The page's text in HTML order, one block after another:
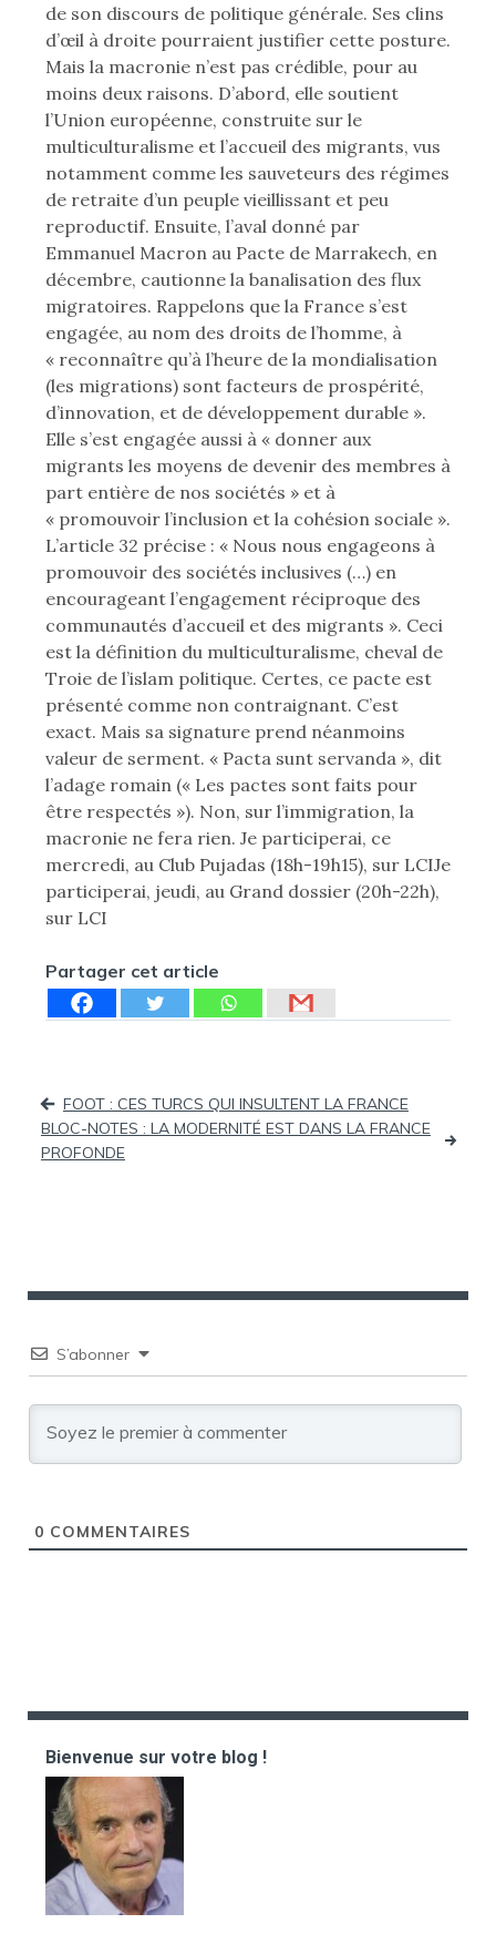
de son discours de politique générale. Ses clins
d’œil à droite pourraient justifier cette posture.
Mais la macronie n’est pas crédible, pour au
moins deux raisons. D’abord, elle soutient
l’Union européenne, construite sur le
multiculturalisme et l’accueil des migrants, vus
notamment comme les sauveteurs des régimes
de retraite d’un peuple vieillissant et peu
reproductif. Ensuite, l’aval donné par
Emmanuel Macron au Pacte de Marrakech, en
décembre, cautionne la banalisation des flux
migratoires. Rappelons que la France s’est
engagée, au nom des droits de l’homme, à
« reconnaître qu’à l’heure de la mondialisation
(les migrations) sont facteurs de prospérité,
d’innovation, et de développement durable ».
Elle s’est engagée aussi à « donner aux
migrants les moyens de devenir des membres à
part entière de nos sociétés » et à
« promouvoir l’inclusion et la cohésion sociale ».
L’article 32 précise : « Nous nous engageons à
promouvoir des sociétés inclusives (…) en
encourageant l’engagement réciproque des
communautés d’accueil et des migrants ». Ceci
est la définition du multiculturalisme, cheval de
Troie de l’islam politique. Certes, ce pacte est
présenté comme non contraignant. C’est
exact. Mais sa signature prend néanmoins
valeur de serment. « Pacta sunt servanda », dit
l’adage romain (« Les pactes sont faits pour
être respectés »). Non, sur l’immigration, la
macronie ne fera rien. Je participerai, ce
mercredi, au Club Pujadas (18h-19h15), sur LCIJe
participerai, jeudi, au Grand dossier (20h-22h),
sur LCI
Partager cet article
Navigation
de
FOOT : CES TURCS QUI INSULTENT LA FRANCE
BLOC-NOTES : LA MODERNITÉ EST DANS LA FRANCE
PROFONDE
S’abonner
0 COMMENTAIRES
Bienvenue sur votre blog !